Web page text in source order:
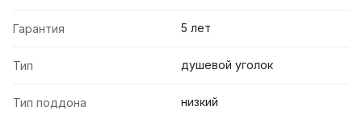
Гарантия 5 лет
Тип душевой уголок
Тип поддона низкий